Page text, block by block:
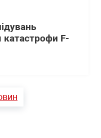
катастрофи F-